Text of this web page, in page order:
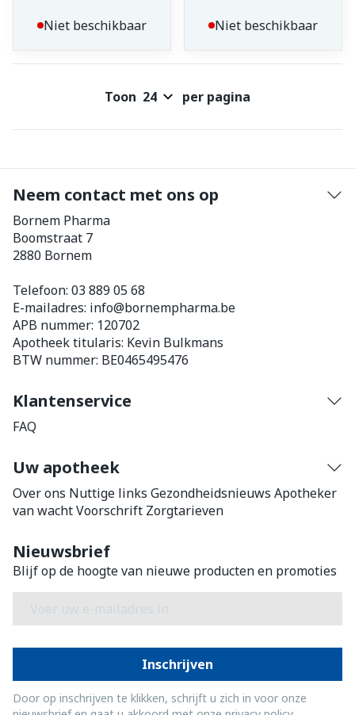
Niet beschikbaar Niet beschikbaar
Toon per pagina
Neem contact met ons op
Bornem Pharma
Boomstraat 7
2880 Bornem
Telefoon: 03 889 05 68
E-mailadres: info@bornempharma.be
APB nummer: 120702
Apotheek titularis: Kevin Bulkmans
BTW nummer: BE0465495476
Klantenservice
FAQ
Uw apotheek
Over ons Nuttige links Gezondheidsnieuws Apotheker
van wachtVoorschrift Zorgtarieven
Nieuwsbrief
Blijf op de hoogte van nieuwe producten en promoties
Inschrijven
Door op inschrijven te klikken, schrijft u zich in voor onze